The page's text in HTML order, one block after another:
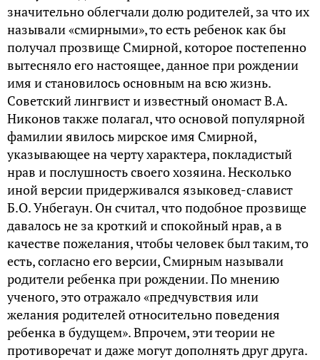
значительно облегчали долю родителей, за что их
называли «смирными», то есть ребенок как бы
получал прозвище Смирной, которое постепенно
вытесняло его настоящее, данное при рождении
имя и становилось основным на всю жизнь.
Советский лингвист и известный ономаст В.А.
Никонов также полагал, что основой популярной
фамилии явилось мирское имя Смирной,
указывающее на черту характера, покладистый
нрав и послушность своего хозяина. Несколько
иной версии придерживался языковед-славист
Б.О. Унбегаун. Он считал, что подобное прозвище
давалось не за кроткий и спокойный нрав, а в
качестве пожелания, чтобы человек был таким, то
есть, согласно его версии, Смирным называли
родители ребенка при рождении. По мнению
ученого, это отражало «предчувствия или
желания родителей относительно поведения
ребенка в будущем». Впрочем, эти теории не
противоречат и даже могут дополнять друг друга.